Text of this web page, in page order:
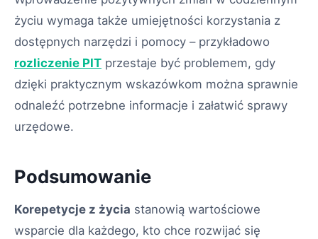
życiu wymaga także umiejętności korzystania z
dostępnych narzędzi i pomocy – przykładowo
rozliczenie PIT przestaje być problemem, gdy
dzięki praktycznym wskazówkom można sprawnie
odnaleźć potrzebne informacje i załatwić sprawy
urzędowe.
Podsumowanie
Korepetycje z życia stanowią wartościowe
wsparcie dla każdego, kto chce rozwijać się